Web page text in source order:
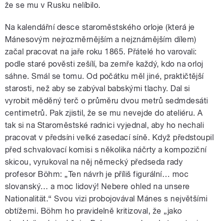
že se mu v Rusku nelíbilo.
Na kalendářní desce staroměstského orloje (která je
Mánesovým nejrozměrnějším a nejznámějším dílem)
začal pracovat na jaře roku 1865. Přátelé ho varovali:
podle staré pověsti zešílí, ba zemře každý, kdo na orloj
sáhne. Smál se tomu. Od počátku měl jiné, praktičtější
starosti, než aby se zabýval babskými tlachy. Dal si
vyrobit měděný terč o průměru dvou metrů sedmdesáti
centimetrů. Pak zjistil, že se mu nevejde do ateliéru. A
tak si na Staroměstské radnici vyjednal, aby ho nechali
pracovat v předsíni velké zasedací síně. Když předstoupil
před schvalovací komisi s několika náčrty a kompoziční
skicou, vyrukoval na něj německý předseda rady
profesor Böhm: „Ten návrh je příliš figurální… moc
slovanský… a moc lidový! Nebere ohled na unsere
Nationalität.“ Svou vizi probojovával Mánes s největšími
obtížemi. Böhm ho pravidelně kritizoval, že „jako